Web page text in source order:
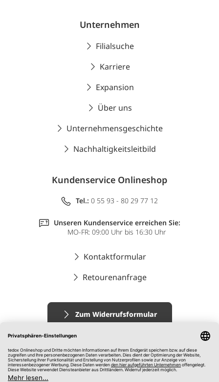
Unternehmen
Filialsuche
Karriere
Expansion
Über uns
Unternehmensgeschichte
Nachhaltigkeitsleitbild
Kundenservice Onlineshop
Tel.: 0 55 93 - 80 29 77 12
Unseren Kundenservice erreichen Sie:
MO-FR: 09:00 Uhr bis 16:30 Uhr
Kontaktformular
Retourenanfrage
Zum Widerrufsformular
Impressum
AGB